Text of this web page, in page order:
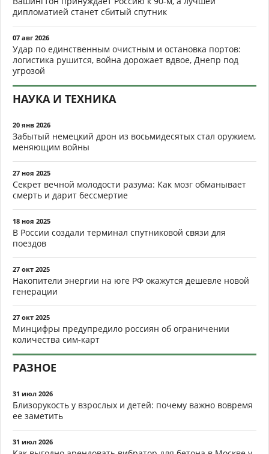
дипломатией станет сбитый спутник
07 авг 2026
Удар по единственным очистным и остановка портов:
логистика рушится, война дорожает вдвое, Днепр под
угрозой
НАУКА И ТЕХНИКА
20 янв 2026
Забытый немецкий дрон из восьмидесятых стал оружием,
меняющим войны
27 ноя 2025
Секрет вечной молодости разума: Как мозг обманывает
смерть и дарит бессмертие
18 ноя 2025
В России создали терминал спутниковой связи для
поездов
27 окт 2025
Накопители энергии на юге РФ окажутся дешевле новой
генерации
27 окт 2025
Минцифры предупредило россиян об ограничении
количества сим-карт
РАЗНОЕ
31 июл 2026
Близорукость у взрослых и детей: почему важно вовремя
ее заметить
31 июл 2026